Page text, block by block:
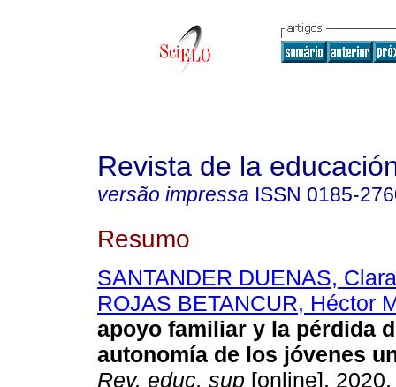
Revista de la
versão impressa ISSN 0185-
Resumo
SANTANDER DUENAS,
ROJAS BETANCUR, Héctor
apoyo familiar y la pérdida
autonomía de los jóvenes
Rev. educ. sup [online].